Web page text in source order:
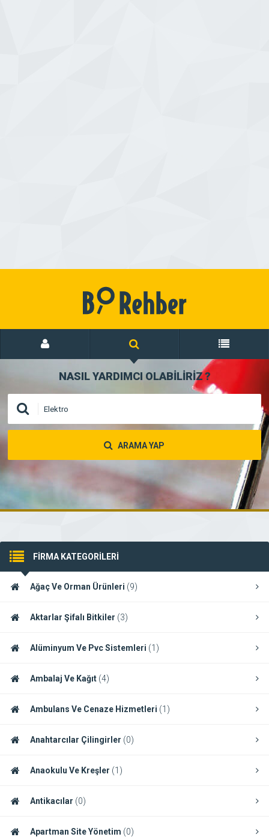
NASIL YARDIMCI OLABİLİRİZ?
ARAMA YAP
FİRMA KATEGORİLERİ
Ağaç Ve Orman Ürünleri (9)
Aktarlar Şifalı Bitkiler (3)
Alüminyum Ve Pvc Sistemleri (1)
Ambalaj Ve Kağıt (4)
Ambulans Ve Cenaze Hizmetleri (1)
Anahtarcılar Çilingirler (0)
Anaokulu Ve Kreşler (1)
Antikacılar (0)
Apartman Site Yönetim (0)